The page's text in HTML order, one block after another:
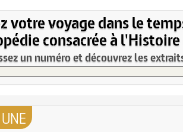
votre voyage dans le
consacrée à l'Histoire
un numéro et découvrez les